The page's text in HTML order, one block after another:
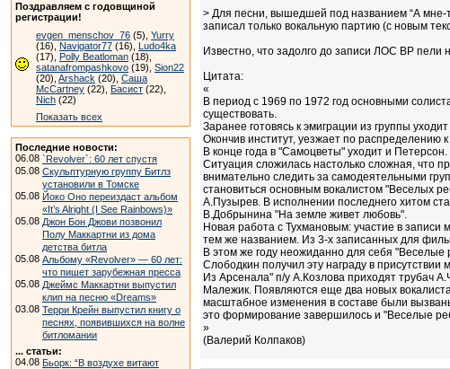
Поздравляем с годовщиной
регистрации!
evgen_menschov_76 (5), Yurry
(16), Navigator77 (16), Ludo4ka
(17), Polly Beatloman (18),
satanafrompashkovo (19), Sion22
(20), Arshack (20), Саша
McCartney (22), Басист (22),
Nich (22)
Показать всех
Последние новости:
06.08 `Revolver`: 60 лет спустя
05.08 Скульптурную группу Битлз
установили в Томске
05.08 Йоко Оно переиздаст альбом
«It’s Alright (I See Rainbows)»
05.08 Джон Бон Джови позвонил
Полу Маккартни из дома
детства битла
05.08 Альбому «Revolver» — 60 лет:
что пишет зарубежная пресса
05.08 Джеймс Маккартни выпустил
клип на песню «Dreams»
03.08 Терри Крейн выпустил книгу о
песнях, появившихся на волне
битломании
... статьи:
04.08 Бьорк: “В воздухе витают
> Для песни, вышедшей под названием “А
записал только вокальную партию (с новым
Известно, что задолго до записи ЛОС ВР
Цитата:
«
В период с 1969 по 1972 год основными
существовать.
Заранее готовясь к эмиграции из группы
Окончив институт, уезжает по распределению
В конце года в "Самоцветы" уходит и Петерсон.
Ситуация сложилась настолько сложная, что
внимательно следить за самодеятельными
становиться основным вокалистом "Веселых
А.Пузырев. В исполнении последнего хитом
В.Добрынина "На земле живет любовь".
Новая работа с Тухмановым: участие в
тем же названием. Из 3-х записанных для
В этом же году неожиданно для себя "Веселые
Слободкин получил эту награду в присутствии
Из Арсенала" п/у А.Козлова приходят трубач
Малежик. Появляются еще два новых
масштабное изменения в составе были
это формирование завершилось и "Веселые
»
(Валерий Колпаков)